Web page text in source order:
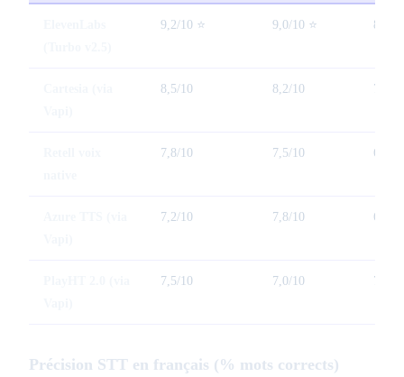
9,2/10 ⭐ 9,0/10 ⭐ 8,8/
8,5/10 8,2/10 7,5/
7,8/10 7,5/10 6,8/
7,2/10 7,8/10 6,2/
7,5/10 7,0/10 7,0/
Précision STT en français (% mots corrects)